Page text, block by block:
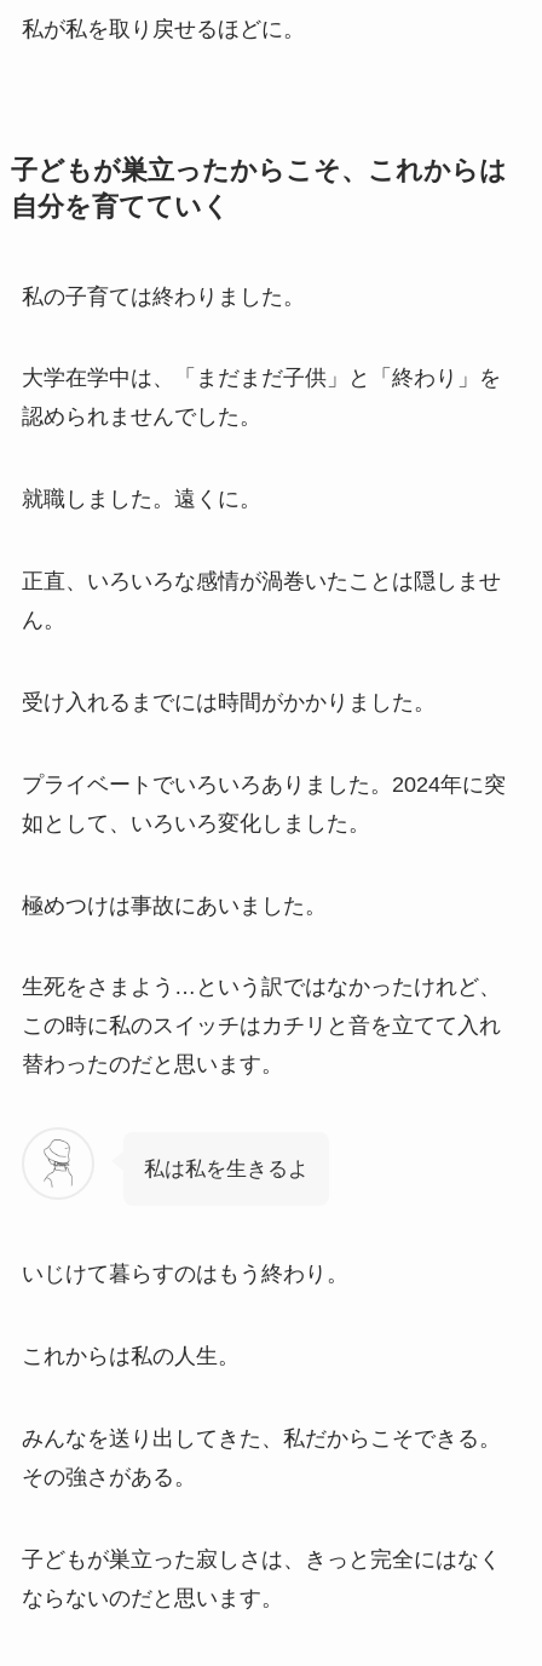
私が私を取り戻せるほどに。
子どもが巣立ったからこそ、これからは
自分を育てていく
私の子育ては終わりました。
大学在学中は、「まだまだ子供」と「終わり」を
認められませんでした。
就職しました。遠くに。
正直、いろいろな感情が渦巻いたことは隠しませ
ん。
受け入れるまでには時間がかかりました。
プライベートでいろいろありました。2024年に突
如として、いろいろ変化しました。
極めつけは事故にあいました。
生死をさまよう…という訳ではなかったけれど、
この時に私のスイッチはカチリと音を立てて入れ
替わったのだと思います。
私は私を生きるよ
いじけて暮らすのはもう終わり。
これからは私の人生。
みんなを送り出してきた、私だからこそできる。
その強さがある。
子どもが巣立った寂しさは、きっと完全にはなく
ならないのだと思います。